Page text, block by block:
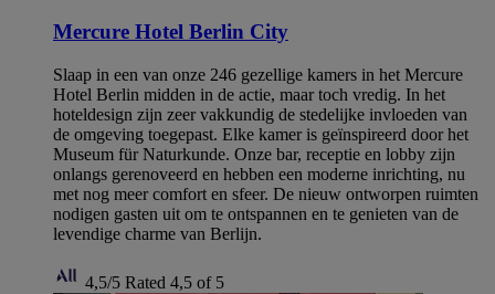
Mercure Hotel Berlin City
Slaap in een van onze 246 gezellige kamers in het Mercure
Hotel Berlin midden in de actie, maar toch vredig. In het
hoteldesign zijn zeer vakkundig de stedelijke invloeden van
de omgeving toegepast. Elke kamer is geïnspireerd door het
Museum für Naturkunde. Onze bar, receptie en lobby zijn
onlangs gerenoveerd en hebben een moderne inrichting, nu
met nog meer comfort en sfeer. De nieuw ontworpen ruimten
nodigen gasten uit om te ontspannen en te genieten van de
levendige charme van Berlijn.
4,5/5 Rated 4,5 of 5